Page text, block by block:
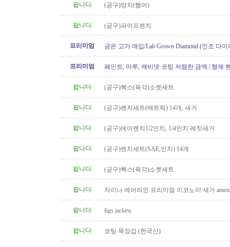
팝니다 (공구)망치(햄머)
팝니다 (공구)파이프렌치
프리미엄
금은 고가 매입/Lab Grown Diamond (인조 다
프리미엄
페인트, 마루, 캐비넷 코팅 저렴한 금액 | 형제
팝니다 (공구)헥스(육각)소켓세트
팝니다 (공구)렌치세트(메트릭) 14개, 새거
팝니다 (공구)에어렌치1/2인치, 1/4인치 레칫새거
팝니다 (공구)렌치세트(SAE,인치) 14개
팝니다 (공구)헥스(육각)소켓세트
팝니다 차이나 에어라인 프리미엄 이코노미 새거
팝니다 figs jackets
팝니다 코팅 목장갑 (한국산)